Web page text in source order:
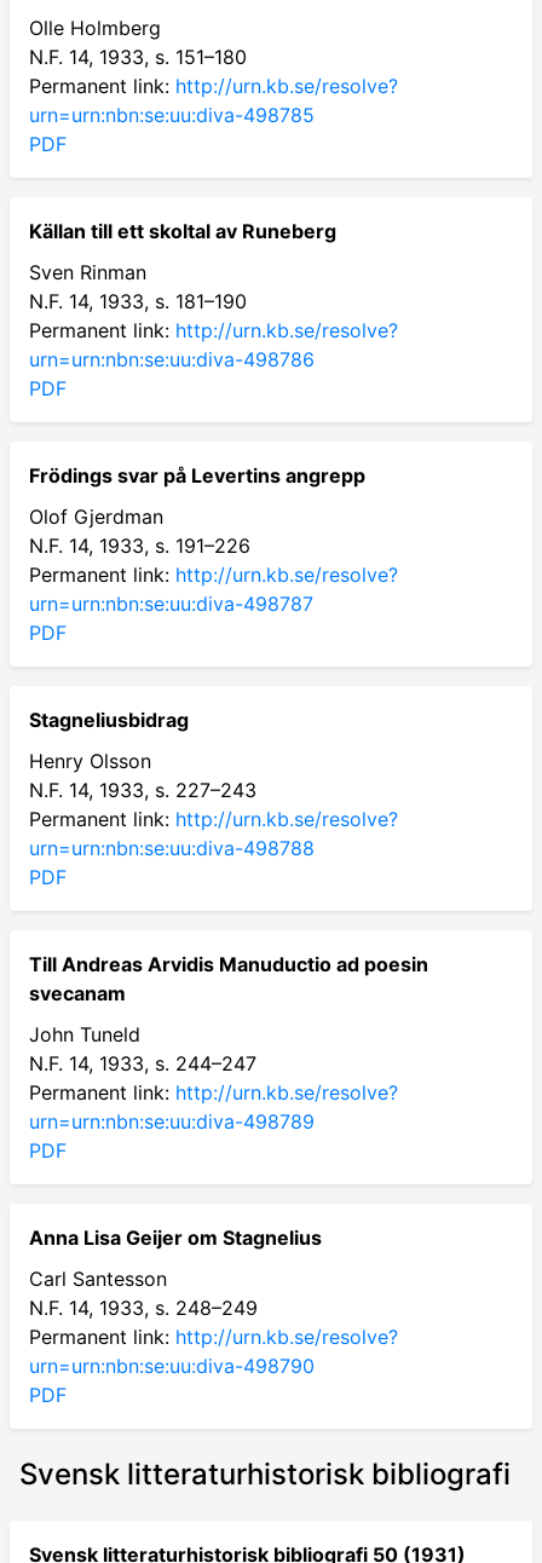
Olle Holmberg
N.F. 14, 1933, s. 151–180
Permanent link: http://urn.kb.se/resolve?
urn=urn:nbn:se:uu:diva-498785
PDF
Källan till ett skoltal av Runeberg
Sven Rinman
N.F. 14, 1933, s. 181–190
Permanent link: http://urn.kb.se/resolve?
urn=urn:nbn:se:uu:diva-498786
PDF
Frödings svar på Levertins angrepp
Olof Gjerdman
N.F. 14, 1933, s. 191–226
Permanent link: http://urn.kb.se/resolve?
urn=urn:nbn:se:uu:diva-498787
PDF
Stagneliusbidrag
Henry Olsson
N.F. 14, 1933, s. 227–243
Permanent link: http://urn.kb.se/resolve?
urn=urn:nbn:se:uu:diva-498788
PDF
Till Andreas Arvidis Manuductio ad poesin
svecanam
John Tuneld
N.F. 14, 1933, s. 244–247
Permanent link: http://urn.kb.se/resolve?
urn=urn:nbn:se:uu:diva-498789
PDF
Anna Lisa Geijer om Stagnelius
Carl Santesson
N.F. 14, 1933, s. 248–249
Permanent link: http://urn.kb.se/resolve?
urn=urn:nbn:se:uu:diva-498790
PDF
Svensk litteraturhistorisk bibliografi
Svensk litteraturhistorisk bibliografi 50 (1931)